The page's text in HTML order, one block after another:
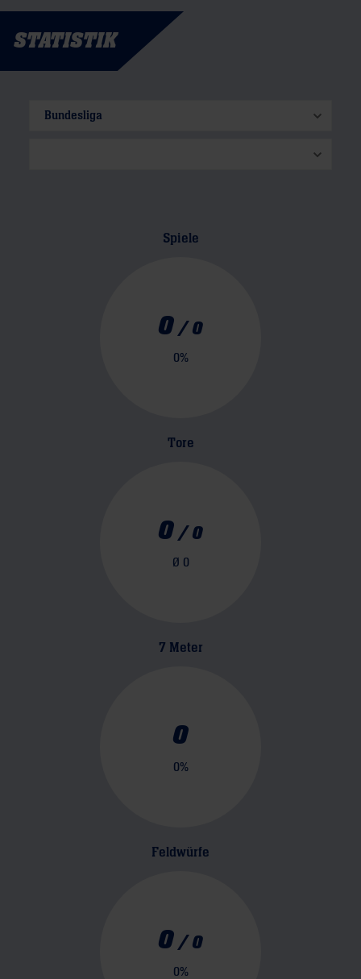
STATISTIK
Spiele
0/ 0
0%
Tore
0/ 0
Ø 0
7 Meter
0
0%
Feldwürfe
0/ 0
0%